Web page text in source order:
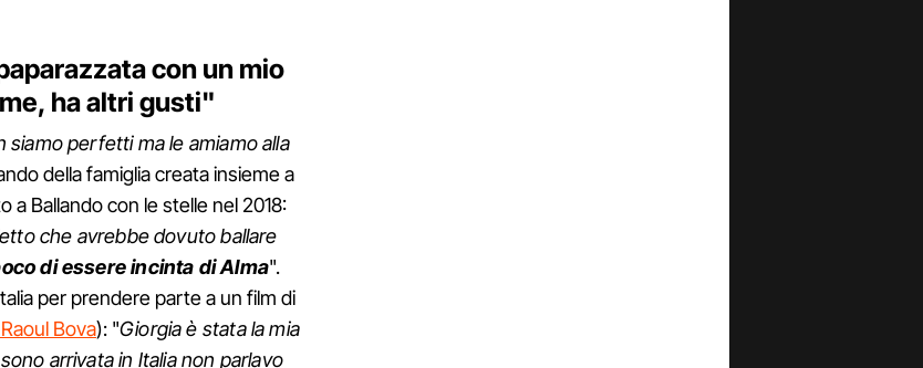
con un mio
ha altri gusti"
perfetti ma le amiamo alla
della famiglia creata insieme a
a Ballando con le stelle nel 2018:
che avrebbe dovuto ballare
di essere incinta di Alma".
per prendere parte a un film di
Bova): "Giorgia è stata la mia
arrivata in Italia non parlavo